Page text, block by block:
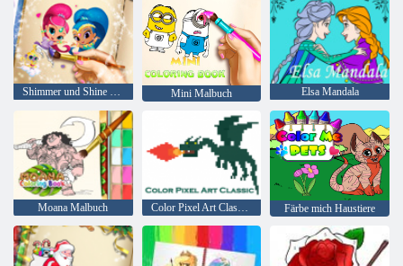
Shimmer und Shine Malbuch Mini Malbuch Elsa Mandala
Moana Malbuch Color Pixel Art Classic Classic Färbe mich Haustiere